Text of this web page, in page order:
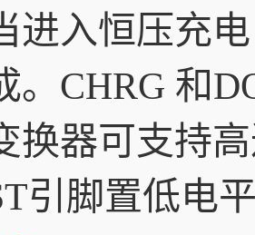
进入恒压充
。CHRG 和
换器可支持
引脚置低电